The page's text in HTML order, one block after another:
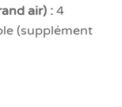
air) : 4
(supplément